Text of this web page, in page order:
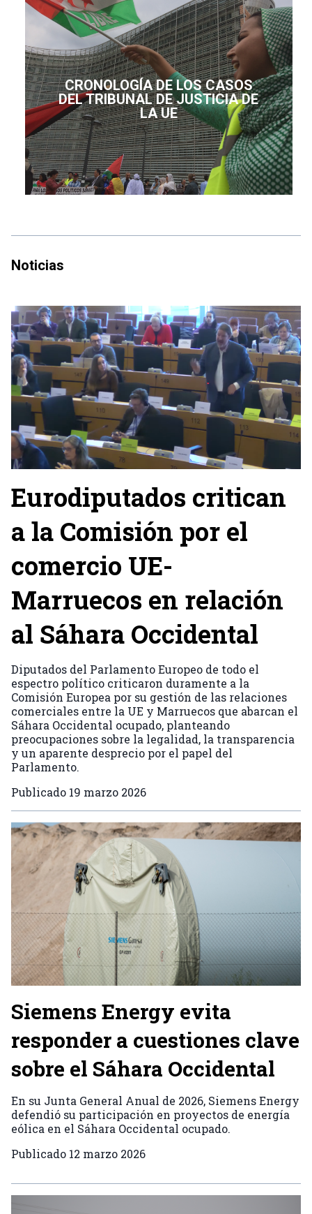
CRONOLOGÍA DE LOS CASOS
DEL TRIBUNAL DE JUSTICIA DE
LA UE
Noticias
Eurodiputados critican
a la Comisión por el
comercio UE-
Marruecos en relación
al Sáhara Occidental
Diputados del Parlamento Europeo de todo el
espectro político criticaron duramente a la
Comisión Europea por su gestión de las relaciones
comerciales entre la UE y Marruecos que abarcan el
Sáhara Occidental ocupado, planteando
preocupaciones sobre la legalidad, la transparencia
y un aparente desprecio por el papel del
Parlamento.
Publicado 19 marzo 2026
Siemens Energy evita
responder a cuestiones clave
sobre el Sáhara Occidental
En su Junta General Anual de 2026, Siemens Energy
defendió su participación en proyectos de energía
eólica en el Sáhara Occidental ocupado.
Publicado 12 marzo 2026